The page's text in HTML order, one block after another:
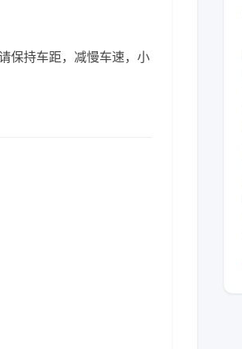
保持车距，减慢车速，小